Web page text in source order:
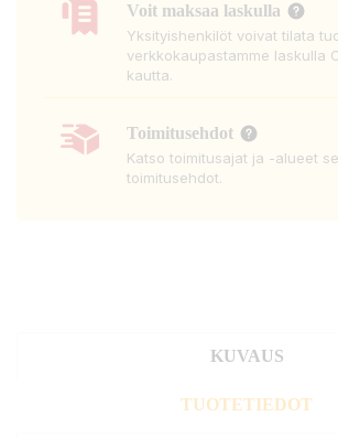
Voit maksaa laskulla
Yksityishenkilöt voivat tilata
verkkokaupastamme laskulla
kautta.
Toimitusehdot
Katso toimitusajat ja -alueet
toimitusehdot.
KUVAUS
TUOTETIEDOT